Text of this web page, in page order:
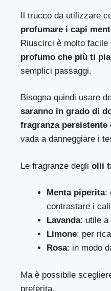
Il trucco da utilizzare
profumare i capi
Riuscirci è molto facile
profumo che più ti
semplici passaggi.
Bisogna quindi usare
saranno in grado di
fragranza persistente
vada a danneggiare i
Le fragranze degliolii
Menta piperita:
contrastare i
Lavanda: utile a
Limone: per
Rosa: in modo
Ma è possibile
preferita.